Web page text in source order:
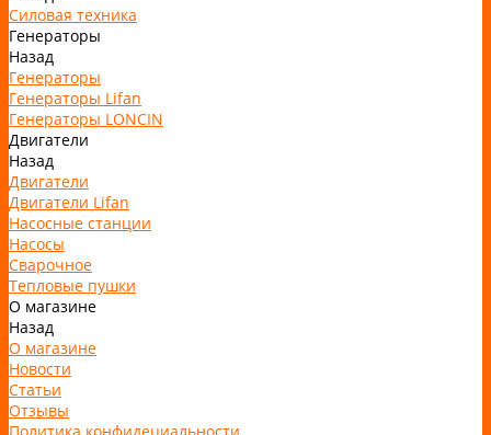
Силовая техника
Генераторы
Назад
Генераторы
Генераторы Lifan
Генераторы LONCIN
Двигатели
Назад
Двигатели
Двигатели Lifan
Насосные станции
Насосы
Сварочное
Тепловые пушки
О магазине
Назад
О магазине
Новости
Статьи
Отзывы